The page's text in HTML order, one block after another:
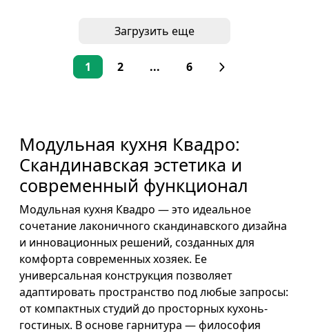
Загрузить еще
1 2 ... 6
Модульная кухня Квадро:
Скандинавская эстетика и
современный функционал
Модульная кухня Квадро — это идеальное
сочетание лаконичного скандинавского дизайна
и инновационных решений, созданных для
комфорта современных хозяек. Ее
универсальная конструкция позволяет
адаптировать пространство под любые запросы:
от компактных студий до просторных кухонь-
гостиных. В основе гарнитура — философия